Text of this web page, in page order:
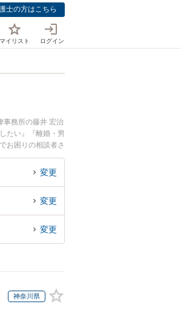
士の方はこちら
マイリスト ログイン
事務所の藤井 宏治
たい』『離婚・男
お困りの相談者さ
変更
変更
変更
神奈川県